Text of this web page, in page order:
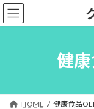
コ
ン
テ
ナ
ビ
ゲ
健
HOME 健康食品